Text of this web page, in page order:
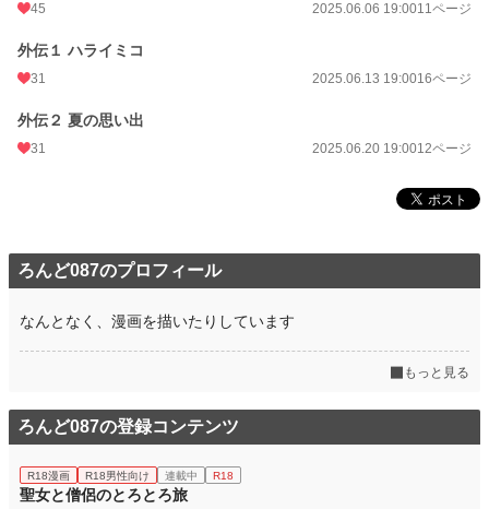
45 2025.06.06 19:0011ページ
外伝１ ハライミコ
31 2025.06.13 19:0016ページ
外伝２ 夏の思い出
31 2025.06.20 19:0012ページ
ろんど087のプロフィール
なんとなく、漫画を描いたりしています
もっと見る
ろんど087の登録コンテンツ
R18漫画 R18男性向け 連載中 R18
聖女と僧侶のとろとろ旅